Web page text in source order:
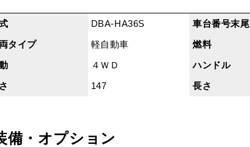
DBA-HA36S 車台番号末尾
タイプ
軽自動車 燃料
４ＷＤ ハンドル
147 長さ
備・オプション